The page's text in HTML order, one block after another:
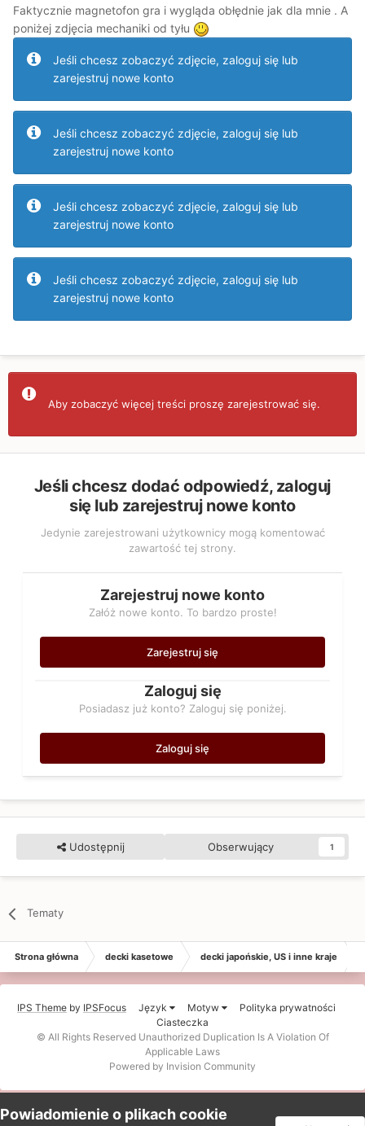
Faktycznie magnetofon gra i wygląda obłędnie jak dla mnie . A
poniżej zdjęcia mechaniki od tyłu
Jeśli chcesz zobaczyć zdjęcie, zaloguj się lub
zarejestruj nowe konto
Jeśli chcesz zobaczyć zdjęcie, zaloguj się lub
zarejestruj nowe konto
Jeśli chcesz zobaczyć zdjęcie, zaloguj się lub
zarejestruj nowe konto
Jeśli chcesz zobaczyć zdjęcie, zaloguj się lub
zarejestruj nowe konto
Aby zobaczyć więcej treści proszę zarejestrować się.
Jeśli chcesz dodać odpowiedź, zaloguj
się lub zarejestruj nowe konto
Jedynie zarejestrowani użytkownicy mogą komentować
zawartość tej strony.
Zarejestruj nowe konto
Załóż nowe konto. To bardzo proste!
Zarejestruj się
Zaloguj się
Posiadasz już konto? Zaloguj się poniżej.
Zaloguj się
Udostępnij Obserwujący 1
Tematy
Strona główna decki kasetowe decki japońskie, US i inne kraje
IPS Theme by IPSFocus Język Motyw
Polityka prywatności
Ciasteczka
© All Rights Reserved Unauthorized Duplication Is A Violation Of
Applicable Laws
Powered by Invision Community
Powiadomienie o plikach cookie